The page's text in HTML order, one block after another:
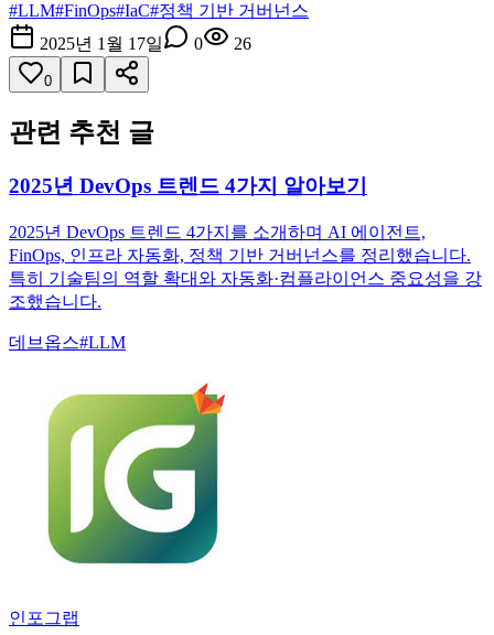
#LLM#FinOps#IaC#정책 기반 거버넌스
2025년 1월 17일
0 26
0
관련 추천 글
2025년 DevOps 트렌드 4가지 알아보기
2025년 DevOps 트렌드 4가지를 소개하며 AI 에이전트,
FinOps, 인프라 자동화, 정책 기반 거버넌스를 정리했습니다.
특히 기술팀의 역할 확대와 자동화·컴플라이언스 중요성을 강
조했습니다.
데브옵스#LLM
인포그랩